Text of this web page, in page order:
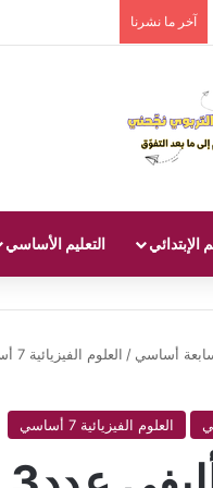
آخر ما نشرنا
الإبتدائي التعليم الأساسي
أساسي / العلوم الفيزيائية 7 أساسي
العلوم الفيزيائية 7 أساسي